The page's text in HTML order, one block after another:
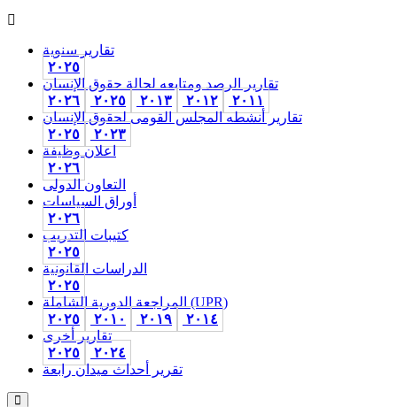
تقارير سنوية
٢٠٢٥
تقارير الرصد ومتابعه لحالة حقوق الإنسان
٢٠١١
٢٠١٢ ٢٠١٣ ٢٠٢٥
٢٠٢٦
تقارير أنشطه المجلس القومى لحقوق الإنسان
٢٠٢٣
٢٠٢٥
اعلان وظيفة
٢٠٢٦
التعاون الدولى
أوراق السياسات
٢٠٢٦
كتيبات التدريب
٢٠٢٥
الدراسات القانونية
٢٠٢٥
المراجعة الدورية الشاملة (UPR)
٢٠١٤
٢٠١٩ ٢٠١٠
٢٠٢٥
تقارير أخرى
٢٠٢٤
٢٠٢٥
تقرير أحداث ميدان رابعة